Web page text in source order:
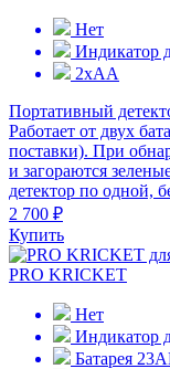
Нет
Индикатор
2хАА
Портативный
Работает от двух
поставки). При
и загораются
детектор по одной,
2 700 ₽
Купить
PRO KRICKET
Нет
Индикатор
Батарея